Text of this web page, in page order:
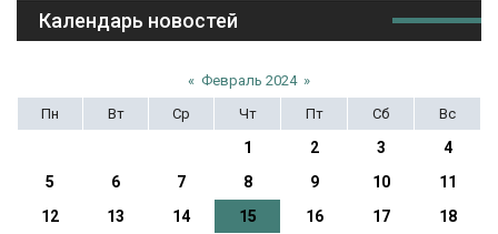
Календарь новостей
« Февраль 2024 »
Пн
Вт Ср Чт Пт Сб Вс
1 2 3
4
5
6 7 8 9 10
11
12
13 14 15 16 17
18